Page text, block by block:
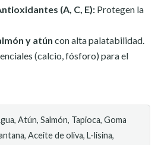
(A, C, E):Protegen la
y atún con alta palatabilidad.
(calcio, fósforo) para el
Atún, Salmón, Tapioca, Goma
Aceite de oliva, L-lisina,